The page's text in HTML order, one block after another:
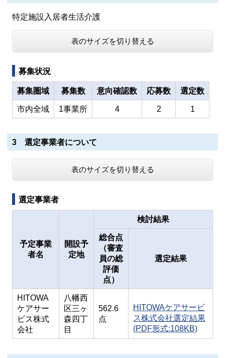
特定施設入居者生活介護
表のサイズを切り替える
募集状況
募集圏域 募集数 意向確認数 応募数 選定数
市内全域 1事業所 4 2 1
3 選定事業者について
表のサイズを切り替える
選定事業者
予定事業
者名
開設予
定地
検討結果
総合点
（審査
員の総
評価
点）
選定結果
HITOWA
ケアサー
ビス株式
会社
八幡西
区三ヶ
森四丁
目
562.6
点
HITOWAケアサービ
ス株式会社選定結果
(PDF形式:108KB)